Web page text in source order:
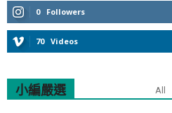
0 Followers
70 Videos
小編嚴選 All